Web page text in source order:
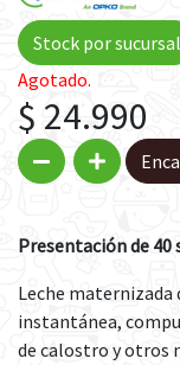
Stock por sucursal
Agotado.
$ 24.990
Presentación de 40
Leche maternizada
instantánea,
de calostro y otros